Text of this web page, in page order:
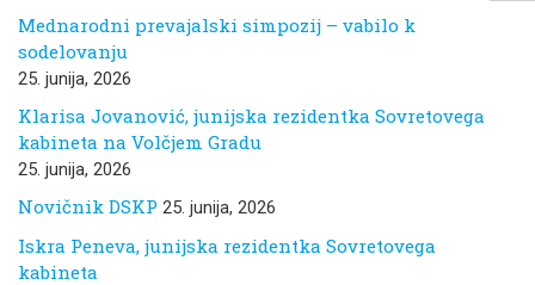
Mednarodni prevajalski simpozij – vabilo k
sodelovanju
25. junija, 2026
Klarisa Jovanović, junijska rezidentka Sovretovega
kabineta na Volčjem Gradu
25. junija, 2026
Novičnik DSKP 25. junija, 2026
Iskra Peneva, junijska rezidentka Sovretovega
kabineta